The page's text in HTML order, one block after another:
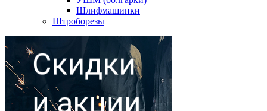
Шлифмашинки
Штроборезы